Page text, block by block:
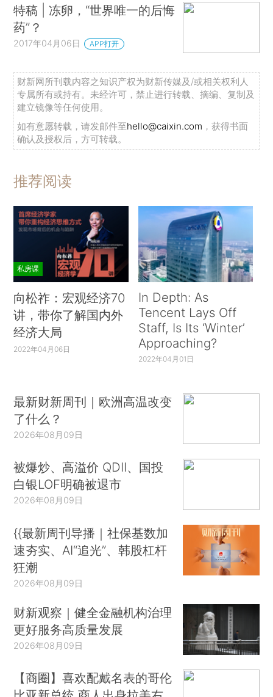
特稿 | 冻卵，“世界唯一的后悔
药”？
2017年04月06日 APP打开
财新网所刊载内容之知识产权为财新传媒及/或相关权利人
专属所有或持有。未经许可，禁止进行转载、摘编、复制及
建立镜像等任何使用。
如有意愿转载，请发邮件至hello@caixin.com ，获得书面
确认及授权后，方可转载。
推荐阅读
私房课
向松祚：宏观经济70
讲，带你了解国内外
经济大局
2022年04月06日
In Depth: As
Tencent Lays Off
Staff, Is Its ‘Winter’
Approaching?
2022年04月01日
最新财新周刊｜欧洲高温改变
了什么？
2026年08月09日
被爆炒、高溢价 QDII、国投
白银LOF明确被退市
2026年08月09日
{{最新周刊导播｜社保基数加
速夯实、AI“追光”、韩股杠杆
狂潮
2026年08月09日
财新观察｜健全金融机构治理
更好服务高质量发展
2026年08月09日
【商圈】喜欢配戴名表的哥伦